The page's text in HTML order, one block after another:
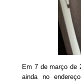
Em 7 de março de
ainda no